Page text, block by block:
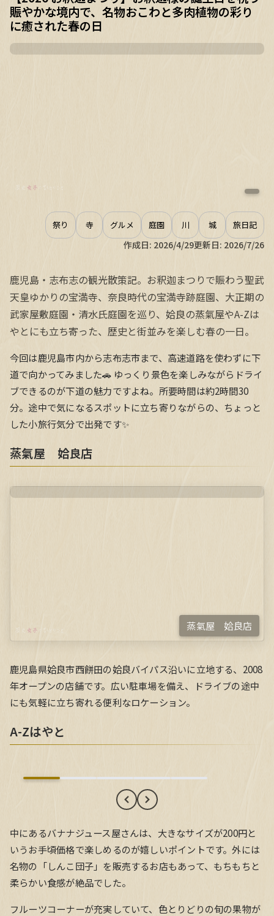
賑やかな境内で、名物おこわと多肉植物の彩り
に癒された春の日
作成日: 2026/4/29更新日: 2026/7/26
祭り 寺 グルメ 庭園 川 城 旅日記
鹿児島・志布志の観光散策記。お釈迦まつりで賑わう聖武
天皇ゆかりの宝満寺、奈良時代の宝満寺跡庭園、大正期の
武家屋敷庭園・清水氏庭園を巡り、姶良の蒸氣屋やA-Zは
やとにも立ち寄った、歴史と街並みを楽しむ春の一日。
今回は鹿児島市内から志布志市まで、高速道路を使わずに下
道で向かってみました🚗 ゆっくり景色を楽しみながらドライ
ブできるのが下道の魅力ですよね。所要時間は約2時間30
分。途中で気になるスポットに立ち寄りながらの、ちょっと
した小旅行気分で出発です✨
蒸氣屋 姶良店
蒸氣屋 姶良店
鹿児島県姶良市西餅田の姶良バイパス沿いに立地する、2008
年オープンの店舗です。広い駐車場を備え、ドライブの途中
にも気軽に立ち寄れる便利なロケーション。
A-Zはやと
中にあるバナナジュース屋さんは、大きなサイズが200円と
いうお手頃価格で楽しめるのが嬉しいポイントです。外には
名物の「しんこ団子」を販売するお店もあって、もちもちと
柔らかい食感が絶品でした。
フルーツコーナーが充実していて、色とりどりの旬の果物が